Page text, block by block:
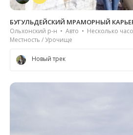
БУГУЛЬДЕЙСКИЙ МРАМОРНЫЙ
Ольхонский р-н • Авто • Несколько
Местность / Урочище
Новый трек